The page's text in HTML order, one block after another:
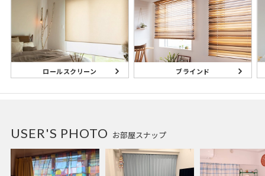
ロールスクリーン ブラインド
お部屋スナップ
USER'S PHOTO